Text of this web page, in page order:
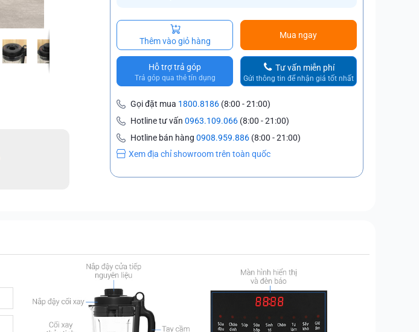
Thêm vào giỏ hàng
Mua ngay
Hỗ trợ trả góp
Trả góp qua thẻ tín dụng
Tư vấn miễn phí
Gửi thông tin để nhận giá tốt nhất
Gọi đặt mua 1800.8186 (8:00 - 21:00)
Hotline tư vấn 0963.109.066 (8:00 - 21:00)
Hotline bán hàng 0908.959.886 (8:00 - 21:00)
Xem địa chỉ showroom trên toàn quốc